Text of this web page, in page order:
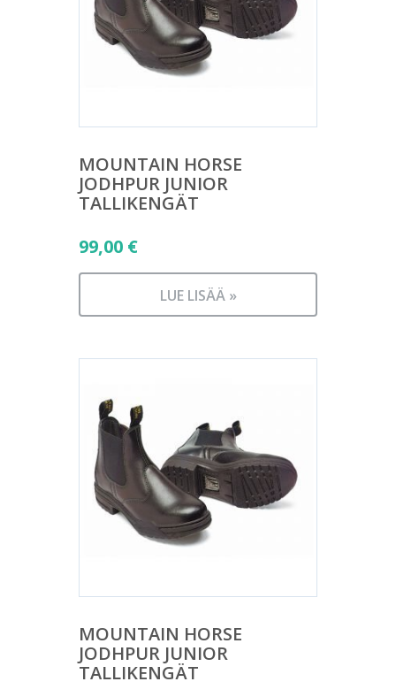
MOUNTAIN HORSE
JODHPUR JUNIOR
TALLIKENGÄT
99,00 €
LUE LISÄÄ »
MOUNTAIN HORSE
JODHPUR JUNIOR
TALLIKENGÄT